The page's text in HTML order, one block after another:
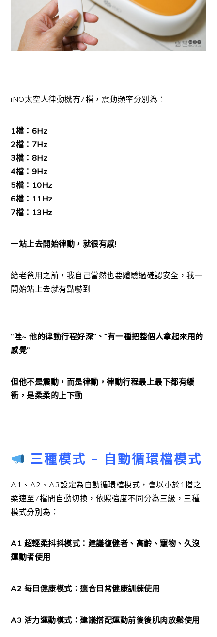
iNO太空人律動機有7檔，震動頻率分別為：
1檔：6Hz
2檔：7Hz
3檔：8Hz
4檔：9Hz
5檔：10Hz
6檔：11Hz
7檔：13Hz
一站上去開始律動，就很有感!
給老爸用之前，我自己當然也要體驗過確認安全，我一
開始站上去就有點嚇到
“哇~ 他的律動行程好深”、”有一種把整個人拿起來甩的
感覺”
但他不是震動，而是律動，律動行程最上最下都有緩
衝，是柔柔的上下動
三種模式 – 自動循環檔模式
A1、A2、A3設定為自動循環檔模式，會以小於1檔之
柔速至7檔間自動切換，依照強度不同分為三級，三種
模式分別為：
A1 超輕柔抖抖模式：建議復健者、高齡、寵物、久沒
運動者使用
A2 每日健康模式：適合日常健康訓練使用
A3 活力運動模式：建議搭配運動前後後肌肉放鬆使用